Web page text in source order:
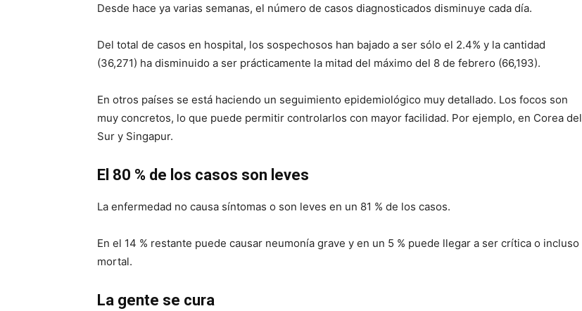
Desde hace ya varias semanas, el número de casos diagnosticados disminuye cada día.
Del total de casos en hospital, los sospechosos han bajado a ser sólo el 2.4% y la cantidad
(36,271) ha disminuido a ser prácticamente la mitad del máximo del 8 de febrero (66,193).
En otros países se está haciendo un seguimiento epidemiológico muy detallado. Los focos son
muy concretos, lo que puede permitir controlarlos con mayor facilidad. Por ejemplo, en Corea del
Sur y Singapur.
El 80 % de los casos son leves
La enfermedad no causa síntomas o son leves en un 81 % de los casos.
En el 14 % restante puede causar neumonía grave y en un 5 % puede llegar a ser crítica o incluso
mortal.
La gente se cura